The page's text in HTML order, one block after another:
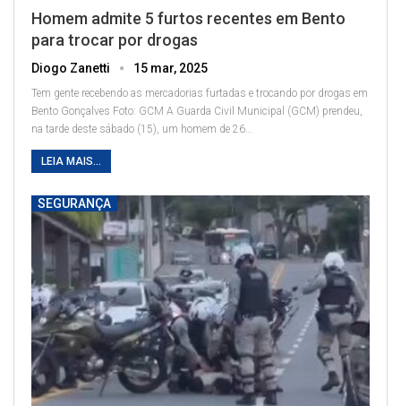
Homem admite 5 furtos recentes em Bento
para trocar por drogas
Diogo Zanetti 15 mar, 2025
Tem gente recebendo as mercadorias furtadas e trocando por drogas em
Bento Gonçalves Foto: GCM A Guarda Civil Municipal (GCM) prendeu,
na tarde deste sábado (15), um homem de 26…
LEIA MAIS...
SEGURANÇA